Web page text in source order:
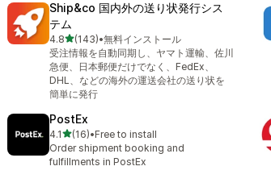
Ship&co 国内外の送り状発行シス
テム
4.85つ星中
(143)
合計レビュー数：143件
•無料インストール
受注情報を自動同期し、ヤマト運輸、佐川
急便、日本郵便だけでなく、FedEx、
DHL、などの海外の運送会社の送り状を
簡単に発行
PostEx
4.15つ星中
(16)
合計レビュー数：16件
•Free to install
Order shipment booking and
fulfillments in PostEx